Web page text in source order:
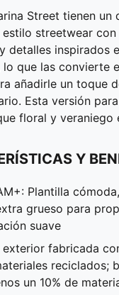
base
reciclados
PUMA
Street tienen un
streetwear con
detalles inspirados
lo que las convierte
añadirle un toque
Esta versión
floral y veraniego
Y
Plantilla
grueso para
suave
fabricada
reciclados;
un 10% de